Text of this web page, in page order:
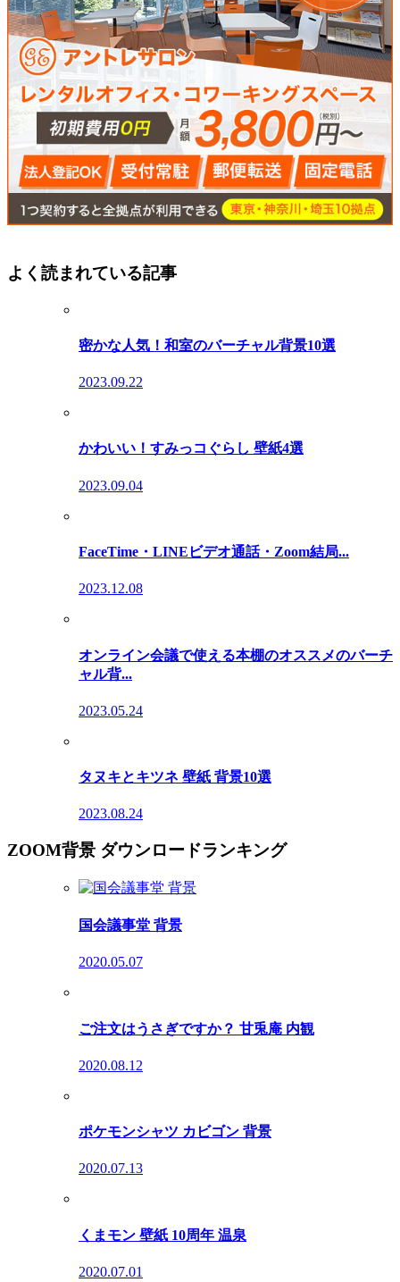
よく読まれている記事
密かな人気！和室のバーチャル背景10選
2023.09.22
かわいい！すみっコぐらし 壁紙4選
2023.09.04
FaceTime・LINEビデオ通話・Zoom結局...
2023.12.08
オンライン会議で使える本棚のオススメのバーチ
ャル背...
2023.05.24
タヌキとキツネ 壁紙 背景10選
2023.08.24
ZOOM背景 ダウンロードランキング
国会議事堂 背景
2020.05.07
ご注文はうさぎですか？ 甘兎庵 内観
2020.08.12
ポケモンシャツ カビゴン 背景
2020.07.13
くまモン 壁紙 10周年 温泉
2020.07.01